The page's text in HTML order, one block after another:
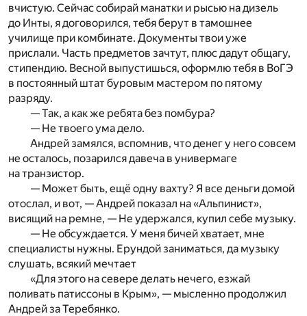
вчистую. Сейчас собирай манатки и рысью на дизель
до Инты, я договорился, тебя берут в тамошнее
училище при комбинате. Документы твои уже
прислали. Часть предметов зачтут, плюс дадут общагу,
стипендию. Весной выпустишься, оформлю тебя в ВоГЭ
в постоянный штат буровым мастером по пятому
разряду.
— Так, а как же ребята без помбура?
— Не твоего ума дело.
Андрей замялся, вспомнив, что денег у него совсем
не осталось, позарился давеча в универмаге
на транзистор.
— Может быть, ещё одну вахту? Я все деньги домой
отослал, и вот, — Андрей показал на «Альпинист»,
висящий на ремне, — Не удержался, купил себе музыку.
— Не обсуждается. У меня бичей хватает, мне
специалисты нужны. Ерундой заниматься, да музыку
слушать, всякий мечтает
«Для этого на севере делать нечего, езжай
поливать патиссоны в Крым», — мысленно продолжил
Андрей за Теребянко.